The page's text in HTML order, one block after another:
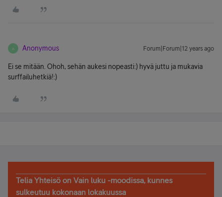
A Anonymous Forum|Forum|12 years ago
Ei se mitään. Ohoh, sehän aukesi nopeasti:) hyvä juttu ja mukavia
surffailuhetkiä!:)
Telia Yhteisö on Vain luku -moodissa, kunnes
sulkeutuu kokonaan lokakuussa